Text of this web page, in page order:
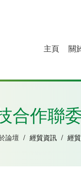
幾
主頁 關
合作聯
論壇 / 經貿資訊 / 經